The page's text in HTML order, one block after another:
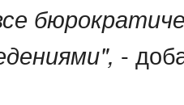
-